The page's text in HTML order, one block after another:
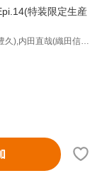
特装限定生産
平野耕太(原作),中村悠一(島津豊久),内田直哉(織田信長),斎賀みつき(那須与一),中森良治(キャラクターデザイン、総作画監督),石井妥師(音楽),松尾早人(音楽)